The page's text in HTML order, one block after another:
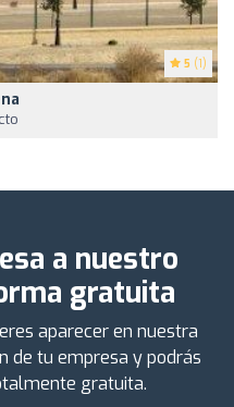
5 (1)
a nuestro
gratuita
aparecer en nuestra
de tu empresa y podrás
gratuita.